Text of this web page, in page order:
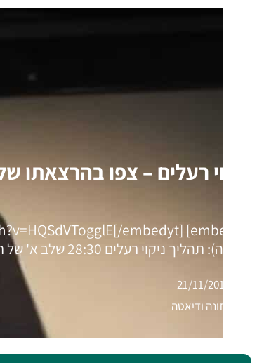
ניקוי רעלים – צפו בהרצאתו
(טיוטה): תהליך ניקוי רעלים 28:30 שלב א' של תהליך טיהור הרעלים ומה צריך כדי שיפעל. 29:30…
21/11/2016
תזונה ודיאטה